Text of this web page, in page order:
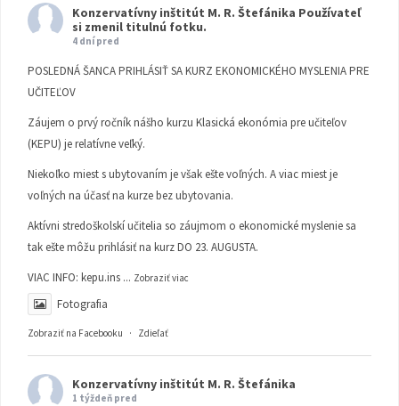
Konzervatívny inštitút M. R. Štefánika Používateľ
si zmenil titulnú fotku.
4 dní pred
POSLEDNÁ ŠANCA PRIHLÁSIŤ SA KURZ EKONOMICKÉHO MYSLENIA PRE
UČITEĽOV
Záujem o prvý ročník nášho kurzu Klasická ekonómia pre učiteľov
(KEPU) je relatívne veľký.
Niekoľko miest s ubytovaním je však ešte voľných. A viac miest je
voľných na účasť na kurze bez ubytovania.
Aktívni stredoškolskí učitelia so záujmom o ekonomické myslenie sa
tak ešte môžu prihlásiť na kurz DO 23. AUGUSTA.
VIAC INFO: kepu.ins ... Zobraziť viac
Fotografia
Zobraziť na Facebooku · Zdieľať
Konzervatívny inštitút M. R. Štefánika
1 týždeň pred